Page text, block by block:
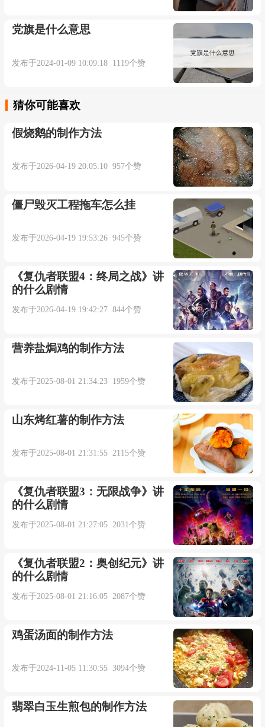
Many biologists think that sex, for example, is a
response to parasitism.
比如说许多生物学家认为性就是对寄生病菌的
You hate emotional parasitism, whiners and
outsiders interfering with your business.
你不喜欢别人情绪依靠,哀怨嘀咕以及外界干扰
I only am the parasitism in deep place some corner
that small bead.
我只是寄生于深处某一隅那一颗小小的珠子.
【互联网】
Can cancer cell be in the parasitism of which a few
place of human body?
癌细胞能在人体的哪几个部位寄生?【互联网】
The antifungal mechanism of Trichoderma is
varied, including antibiotic, dissolve hypha, parasitism
木霉菌的作用机制多种多样, 包括产生抗生素、
重寄生作用 、 溶菌作用、竞争作用等.【互联网】
本内容部分来源于网络，谨供免费学习使用，如有侵权，可
以通过邮箱juexin@juexinw.com联系我们删除！
党旗是什么意思
发布于2024-01-09 10:09:18 1119个赞
猜你可能喜欢
假烧鹅的制作方法
发布于2026-04-19 20:05:10 957个赞
僵尸毁灭工程拖车怎么挂
发布于2026-04-19 19:53:26 945个赞
《复仇者联盟4：终局之战》讲
的什么剧情
发布于2026-04-19 19:42:27 844个赞
营养盐焗鸡的制作方法
发布于2025-08-01 21:34:23 1959个赞
山东烤红薯的制作方法
发布于2025-08-01 21:31:55 2115个赞
《复仇者联盟3：无限战争》讲
的什么剧情
发布于2025-08-01 21:27:05 2031个赞
《复仇者联盟2：奥创纪元》讲
的什么剧情
发布于2025-08-01 21:16:05 2087个赞
鸡蛋汤面的制作方法
发布于2024-11-05 11:30:55 3094个赞
翡翠白玉生煎包的制作方法